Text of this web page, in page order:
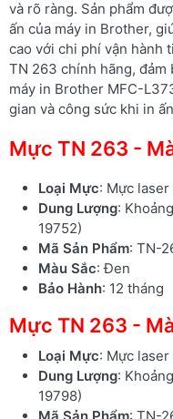
và rõ ràng. Sản phẩm
ấn của máy in Brother,
cao với chi phí vận hành
TN 263 chính hãng,
máy in Brother MFC-
gian và công sức khi in
Mực TN 263 -
Loại Mực: Mực laser
Dung Lượng:
19752)
Mã Sản Phẩm: TN-
Màu Sắc: Đen
Bảo Hành: 12 tháng
Mực TN 263 -
Loại Mực: Mực
Dung Lượng:
19798)
Mã Sản Phẩm: TN-